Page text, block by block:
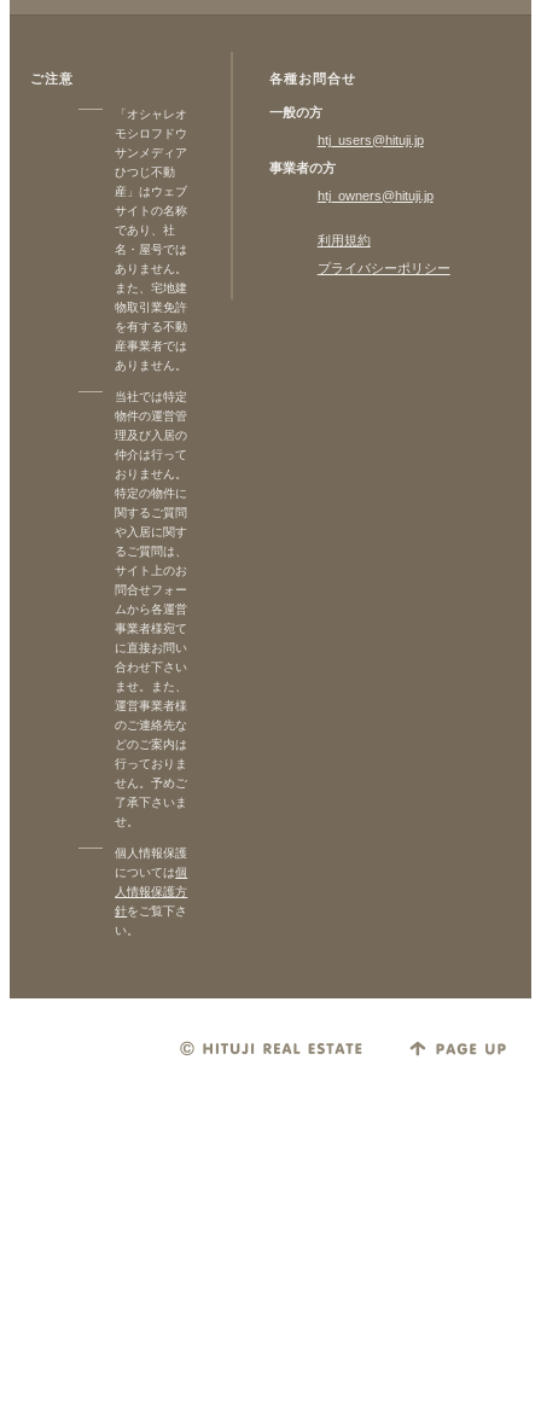
ご注意
「オシャレオ
モシロフドウ
サンメディア
ひつじ不動
産」はウェブ
サイトの名称
であり、社
名・屋号では
ありません。
また、宅地建
物取引業免許
を有する不動
産事業者では
ありません。
当社では特定
物件の運営管
理及び入居の
仲介は行って
おりません。
特定の物件に
関するご質問
や入居に関す
るご質問は、
サイト上のお
問合せフォー
ムから各運営
事業者様宛て
に直接お問い
合わせ下さい
ませ。また、
運営事業者様
のご連絡先な
どのご案内は
行っておりま
せん。予めご
了承下さいま
せ。
個人情報保護
については個
人情報保護方
針をご覧下さ
い。
各種お問合せ
一般の方
htj_users@hituji.jp
事業者の方
htj_owners@hituji.jp
利用規約
プライバシーポリシー